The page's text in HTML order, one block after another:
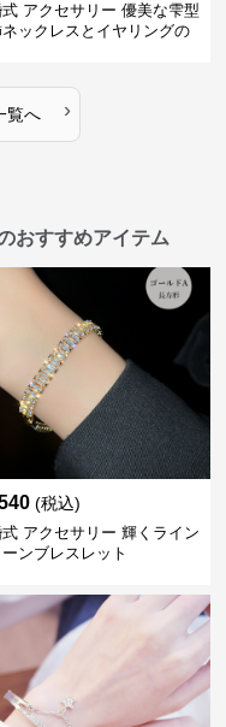
アクセサリー 優美な雫型
ックレスとイヤリングの
覧へ ›
おすすめアイテム
(税込)
アクセサリー 輝くライン
ンブレスレット